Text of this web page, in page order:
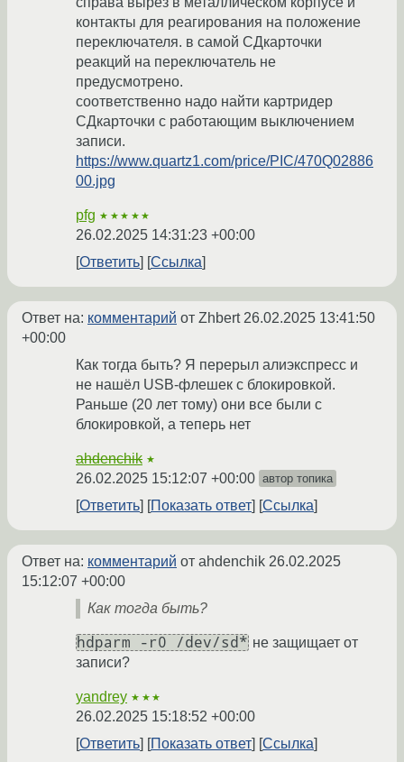
контакты для реагирования на положение
переключателя. в самой СДкарточки
реакций на переключатель не
предусмотрено.
соответственно надо найти картридер
СДкарточки с работающим выключением
записи.
https://www.quartz1.com/price/PIC/470Q02886
00.jpg
pfg ★★★★★
26.02.2025 14:31:23 +00:00
Ответить
Ссылка
Ответ на: комментарий от Zhbert 26.02.2025 13:41:50
+00:00
Как тогда быть? Я перерыл алиэкспресс и
не нашёл USB-флешек с блокировкой.
Раньше (20 лет тому) они все были с
блокировкой, а теперь нет
ahdenchik ★
26.02.2025 15:12:07 +00:00 автор топика
Ответить Показать ответ Ссылка
Ответ на: комментарий от ahdenchik 26.02.2025
15:12:07 +00:00
Как тогда быть?
hdparm -r0 /dev/sd* не защищает от
записи?
yandrey ★★★
26.02.2025 15:18:52 +00:00
Ответить
Показать ответ Ссылка